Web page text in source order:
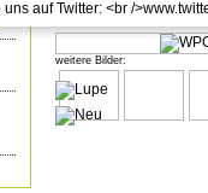
Durchschnitts-
weitere Bilder: